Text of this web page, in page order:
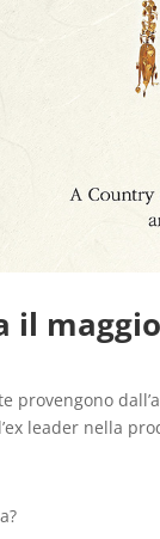
il
provengono
leader nella